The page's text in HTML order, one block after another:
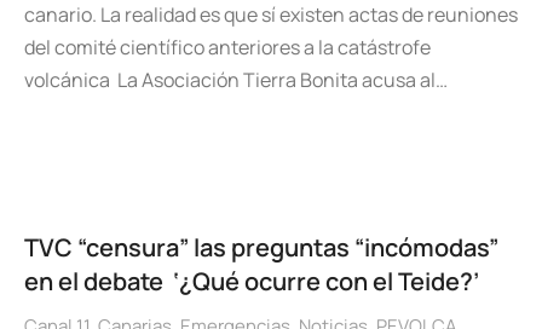
canario. La realidad es que sí existen actas de reuniones
del comité científico anteriores a la catástrofe
volcánica La Asociación Tierra Bonita acusa al…
TVC “censura” las preguntas “incómodas”
en el debate ‘¿Qué ocurre con el Teide?’